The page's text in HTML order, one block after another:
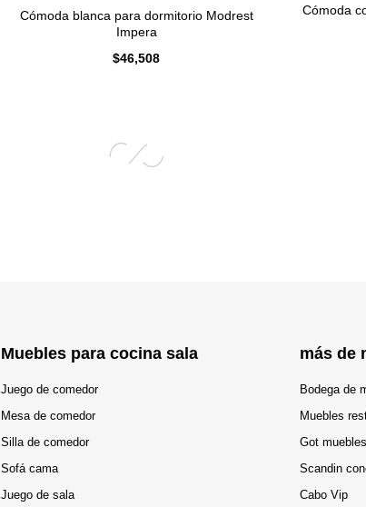
Cómoda blanca para dormitorio Modrest
Impera
$46,508
Cómoda
Muebles para cocina sala
Juego de comedor
Mesa de comedor
Silla de comedor
Sofá cama
Juego de sala
más de
Bodega de
Muebles
Got muebles
Scandin
Cabo Vip